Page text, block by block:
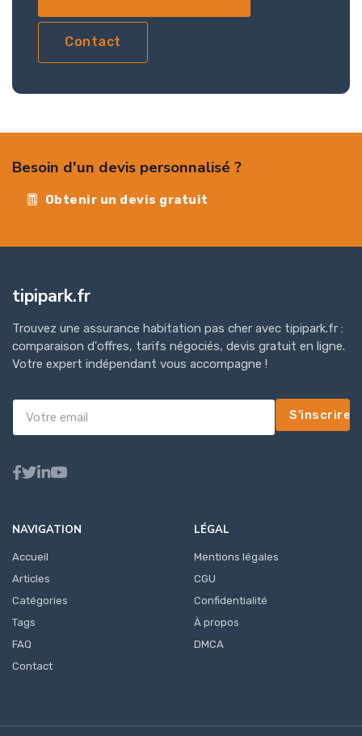
Contact
Besoin d'un devis personnalisé ?
Obtenir un devis gratuit
tipipark.fr
Trouvez une assurance habitation pas cher avec tipipark.fr :
comparaison d'offres, tarifs négociés, devis gratuit en ligne.
Votre expert indépendant vous accompagne !
S'inscrire
NAVIGATION
Accueil
Articles
Catégories
Tags
FAQ
Contact
LÉGAL
Mentions légales
CGU
Confidentialité
À propos
DMCA